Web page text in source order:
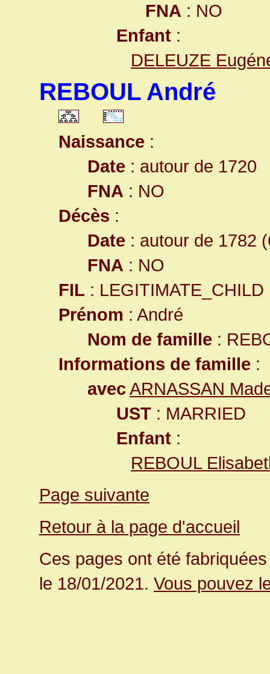
FNA : NO
Enfant :
DELEUZE
REBOUL André
Naissance :
Date : autour de 1720
FNA : NO
Décès :
Date : autour de 1782
FNA : NO
FIL : LEGITIMATE_CHILD
Prénom : André
Nom de famille :
Informations de famille :
avecARNASSAN
UST : MARRIED
Enfant :
REBOUL
Page suivante
Retour à la page d'accueil
Ces pages ont été
le 18/01/2021. Vous pouvez